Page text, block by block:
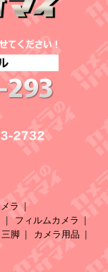
ラ
フィルムカメラ
三脚 カメラ用品